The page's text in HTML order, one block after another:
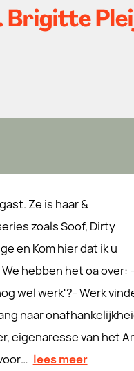
Brigitte
Ze is haar &
zoals Soof, Dirty
en Kom hier dat ik u
hebben het oa over:
wel werk'?- Werk
naar
eigenaresse van het
lees meer